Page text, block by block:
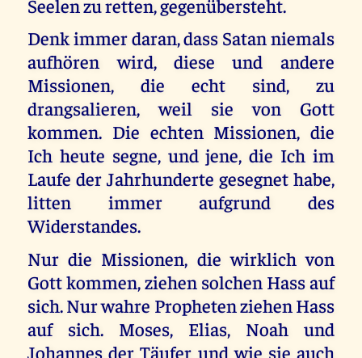
Seelen zu retten, gegenübersteht.
Denk immer daran, dass Satan niemals
aufhören wird, diese und andere
Missionen, die echt sind, zu
drangsalieren, weil sie von Gott
kommen. Die echten Missionen, die
Ich heute segne, und jene, die Ich im
Laufe der Jahrhunderte gesegnet habe,
litten immer aufgrund des
Widerstandes.
Nur die Missionen, die wirklich von
Gott kommen, ziehen solchen Hass auf
sich. Nur wahre Propheten ziehen Hass
auf sich. Moses, Elias, Noah und
Johannes der Täufer und wie sie auch